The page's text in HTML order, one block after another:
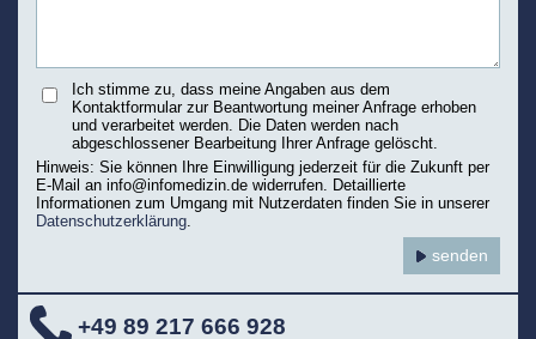
Ich stimme zu, dass meine Angaben aus dem
Kontaktformular zur Beantwortung meiner Anfrage erhoben
und verarbeitet werden. Die Daten werden nach
abgeschlossener Bearbeitung Ihrer Anfrage gelöscht.
Hinweis: Sie können Ihre Einwilligung jederzeit für die Zukunft per
E-Mail an info@infomedizin.de widerrufen. Detaillierte
Informationen zum Umgang mit Nutzerdaten finden Sie in unserer
Datenschutzerklärung.
+49 89 217 666 928